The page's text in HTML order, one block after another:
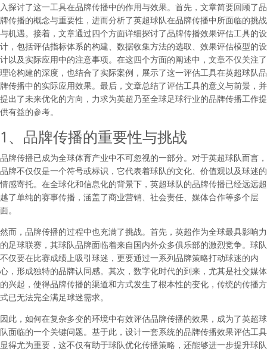
入探讨了这一工具在品牌传播中的作用与效果。首先，文章简要回顾了品
牌传播的概念与重要性，进而分析了英超球队在品牌传播中所面临的挑战
与机遇。接着，文章通过四个方面详细探讨了品牌传播效果评估工具的设
计，包括评估指标体系的构建、数据收集方法的选取、效果评估模型的设
计以及实际应用中的注意事项。在这四个方面的阐述中，文章不仅关注了
理论构建的深度，也结合了实际案例，展示了这一评估工具在英超球队品
牌传播中的实际应用效果。最后，文章总结了评估工具的意义与前景，并
提出了未来优化的方向，力求为英超乃至全球足球行业的品牌传播工作提
供有益的参考。
1、品牌传播的重要性与挑战
品牌传播已成为全球体育产业中不可忽视的一部分。对于英超球队而言，
品牌不仅仅是一个符号或标识，它代表着球队的文化、价值观以及球迷的
情感寄托。在全球化和信息化的背景下，英超球队的品牌传播已经远远超
越了单纯的赛事传播，涵盖了商业营销、社会责任、媒体合作等多个层
面。
然而，品牌传播的过程中也充满了挑战。首先，英超作为全球最具影响力
的足球联赛，其球队品牌面临着来自国内外众多俱乐部的激烈竞争。球队
不仅要在比赛成绩上吸引球迷，更要通过一系列品牌策略打动球迷的内
心，形成独特的品牌认同感。其次，数字化时代的到来，尤其是社交媒体
的兴起，使得品牌传播的渠道和方式发生了根本性的变化，传统的传播方
式已无法完全满足球迷需求。
因此，如何在复杂多变的环境中有效评估品牌传播的效果，成为了英超球
队面临的一个关键问题。基于此，设计一套系统的品牌传播效果评估工具
显得尤为重要，这不仅有助于球队优化传播策略，还能够进一步提升球队